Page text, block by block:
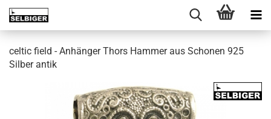
celtic field - Anhänger Thors Hammer aus Schonen 925
Silber antik